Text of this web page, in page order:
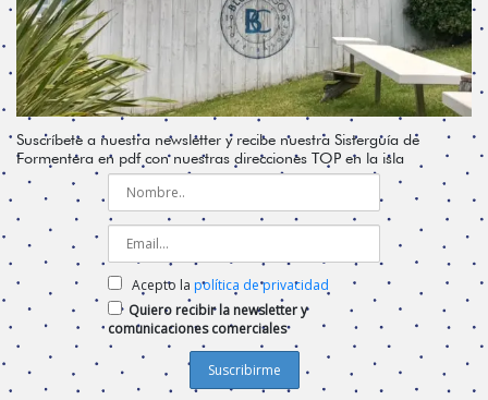
Suscríbete a nuestra newsletter y recibe nuestra Sisterguía de
Formentera en pdf con nuestras direcciones TOP en la isla
Acepto la política de privacidad
Quiero recibir la newsletter y
comunicaciones comerciales